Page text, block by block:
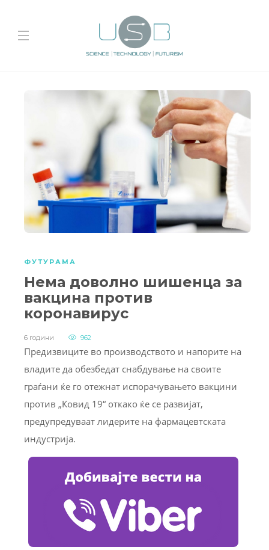
ФУТУРАМА
Нема доволно шишенца за
вакцина против
коронавирус
6 години 962
Предизвиците во производството и напорите на
владите да обезбедат снабдување на своите
граѓани ќе го отежнат испорачувањето вакцини
против „Ковид 19“ откако ќе се развијат,
предупредуваат лидерите на фармацевтската
индустрија.